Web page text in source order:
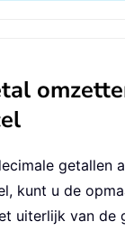
getallen
kunt u de
uiterlijk van de